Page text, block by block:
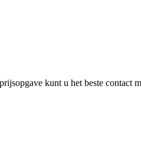
kunt u het beste contact